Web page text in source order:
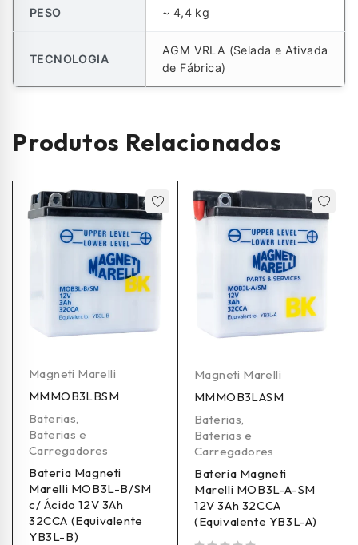
PESO ~ 4,4 kg
TECNOLOGIA
AGM VRLA (Selada e Ativada
de Fábrica)
Produtos Relacionados
Magneti Marelli
MMMOB3LBSM
Baterias,
Baterias e
Carregadores
Bateria Magneti
Marelli MOB3L-B/SM
c/ Ácido 12V 3Ah
32CCA (Equivalente
YB3L-B)
Magneti Marelli
MMMOB3LASM
Baterias,
Baterias e
Carregadores
Bateria Magneti
Marelli MOB3L-A-SM
12V 3Ah 32CCA
(Equivalente YB3L-A)